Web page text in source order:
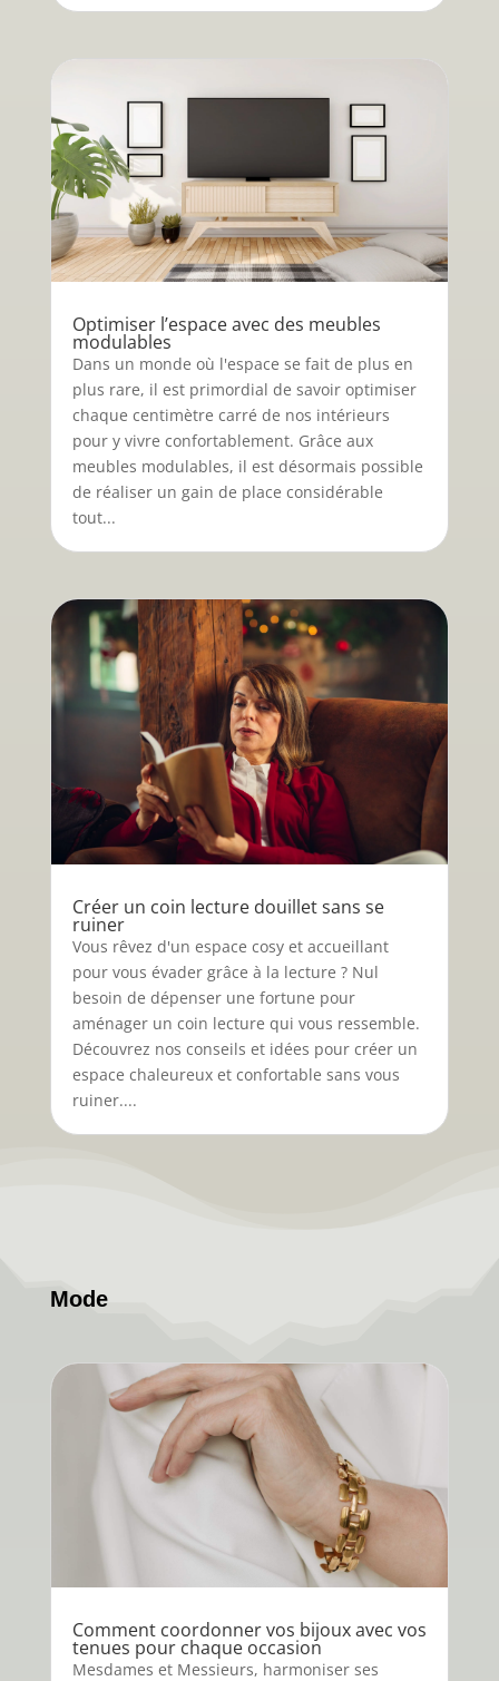
Optimiser l’espace avec des meubles
modulables
Dans un monde où l'espace se fait de plus en
plus rare, il est primordial de savoir optimiser
chaque centimètre carré de nos intérieurs
pour y vivre confortablement. Grâce aux
meubles modulables, il est désormais possible
de réaliser un gain de place considérable
tout...
Créer un coin lecture douillet sans se
ruiner
Vous rêvez d'un espace cosy et accueillant
pour vous évader grâce à la lecture ? Nul
besoin de dépenser une fortune pour
aménager un coin lecture qui vous ressemble.
Découvrez nos conseils et idées pour créer un
espace chaleureux et confortable sans vous
ruiner....
Mode
Comment coordonner vos bijoux avec vos
tenues pour chaque occasion
Mesdames et Messieurs, harmoniser ses